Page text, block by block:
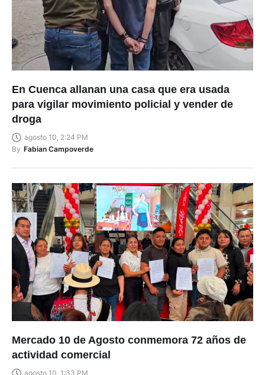
En Cuenca allanan una casa que era usada
para vigilar movimiento policial y vender de
droga
agosto 10, 2:24 PM
By Fabian Campoverde
Mercado 10 de Agosto conmemora 72 años de
actividad comercial
agosto 10, 1:33 PM